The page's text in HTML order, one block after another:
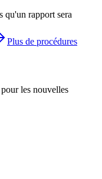
qu'un rapport sera
Plus de procédures
les nouvelles